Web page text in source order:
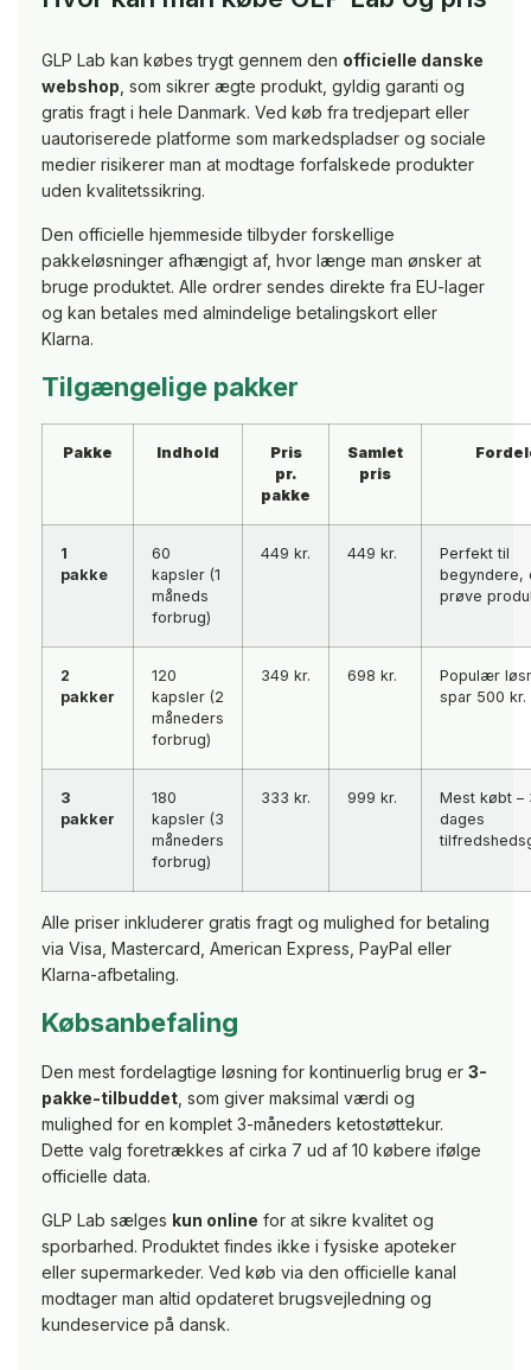
GLP Lab kan købes trygt gennem den officielle danske
webshop , som sikrer ægte produkt, gyldig garanti og
gratis fragt i hele Danmark. Ved køb fra tredjepart eller
uautoriserede platforme som markedspladser og sociale
medier risikerer man at modtage forfalskede produkter
uden kvalitetssikring.
Den officielle hjemmeside tilbyder forskellige
pakkeløsninger afhængigt af, hvor længe man ønsker at
bruge produktet. Alle ordrer sendes direkte fra EU-lager
og kan betales med almindelige betalingskort eller
Klarna.
Tilgængelige pakker
Pakke Indhold
Pris
pr.
pakke
Samlet
pris
1
pakke
60
kapsler (1
måneds
forbrug)
449 kr. 449 kr.
Perfekt til
begyndere,
prøve
2
pakker
120
kapsler (2
måneders
forbrug)
349 kr. 698 kr.
Populær
spar 500 kr.
3
pakker
180
kapsler (3
måneders
forbrug)
333 kr. 999 kr.
Mest købt –
dages
Alle priser inkluderer gratis fragt og mulighed for betaling
via Visa, Mastercard, American Express, PayPal eller
Klarna-afbetaling.
Købsanbefaling
Den mest fordelagtige løsning for kontinuerlig brug er 3-
pakke-tilbuddet , som giver maksimal værdi og
mulighed for en komplet 3-måneders ketostøttekur.
Dette valg foretrækkes af cirka 7 ud af 10 købere ifølge
officielle data.
GLP Lab sælges kun online for at sikre kvalitet og
sporbarhed. Produktet findes ikke i fysiske apoteker
eller supermarkeder. Ved køb via den officielle kanal
modtager man altid opdateret brugsvejledning og
kundeservice på dansk.